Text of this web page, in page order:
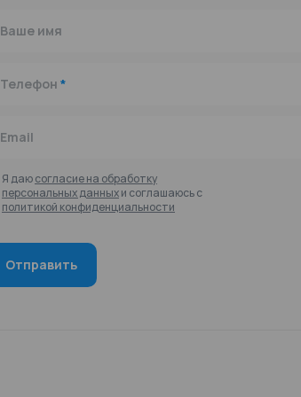
Ваше имя
Телефон *
Email
Я даюсогласие на обработку
персональных данныхи соглашаюсь с
политикой конфиденциальности